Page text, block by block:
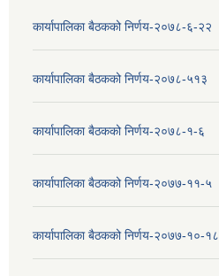
कार्यापालिका बैठकको निर्णय-२०७८-६-२२
कार्यापालिका बैठकको निर्णय-२०७८-५१३
कार्यापालिका बैठकको निर्णय-२०७८-१-६
कार्यापालिका बैठकको निर्णय-२०७७-११-५
कार्यापालिका बैठकको निर्णय-२०७७-१०-१८